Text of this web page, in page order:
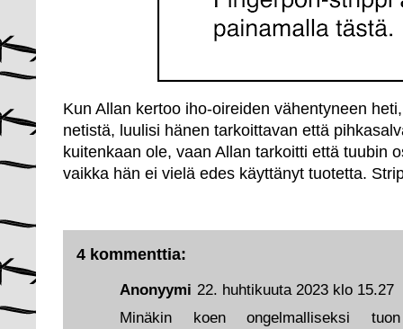
Kun Allan kertoo iho-oireiden vähentyneen
netistä, luulisi hänen tarkoittavan että
kuitenkaan ole, vaan Allan tarkoitti että tuubin
vaikka hän ei vielä edes käyttänyt tuotetta.
4 kommenttia:
Anonyymi 22. huhtikuuta 2023 klo 15.27
Minäkin koen ongelmalliseksi